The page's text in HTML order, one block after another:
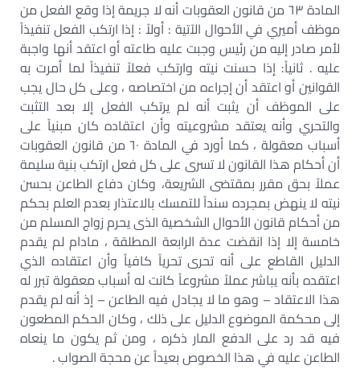
المادة ٦٣ من قانون العقوبات أنه لا جريمة إذا وقع الفعل من
موظف أميري في الأحوال الآتية : أولاً : إذا ارتكب الفعل تنفيذاً
لأمر صادر إليه من رئيس وجبت عليه طاعته أو اعتقد أنها واجبة
عليه . ثانياً: إذا حسنت نيته وارتكب فعلاً تنفيذاً لما أمرت به
القوانين أو اعتقد أن إجراءه من اختصاصه ، وعلى كل حال يجب
على الموظف أن يثبت أنه لم يرتكب الفعل إلا بعد التثبت
والتحري وأنه يعتقد مشروعيته وأن اعتقاده كان مبنياً على
أسباب معقولة ، كما أورد في المادة ٦٠ من قانون العقوبات
أن أحكام هذا القانون لا تسرى على كل فعل ارتكب بنية سليمة
عملاً بحق مقرر بمقتضى الشريعة، وكان دفاع الطاعن بحسن
نيته لا ينهض بمجرده سنداً للتمسك بالاعتذار بعدم العلم بحكم
من أحكام قانون الأحوال الشخصية الذى يحرم زواج المسلم من
خامسة إلا إذا انقضت عدة الرابعة المطلقة ، مادام لم يقدم
الدليل القاطع على أنه تحرى تحرياً كافياً وأن اعتقاده الذي
اعتقده بأنه يباشر عملاً مشروعاً كانت له أسباب معقولة تبرر له
هذا الاعتقاد – وهو ما لا يجادل فيه الطاعن – إذ أنه لم يقدم
إلى محكمة الموضوع الدليل على ذلك ، وكان الحكم المطعون
فيه قد رد على الدفع المار ذكره ، ومن ثم يكون ما ينعاه
الطاعن عليه في هذا الخصوص بعيداً عن محجة الصواب .